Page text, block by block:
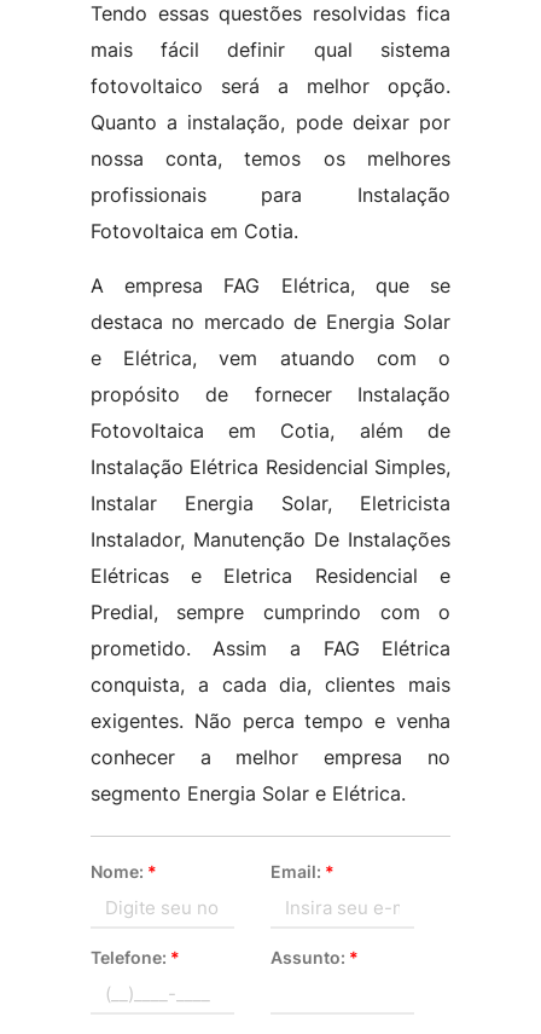
Tendo essas questões resolvidas fica
mais fácil definir qual sistema
fotovoltaico será a melhor opção.
Quanto a instalação, pode deixar por
nossa conta, temos os melhores
profissionais para Instalação
Fotovoltaica em Cotia.
A empresa FAG Elétrica, que se
destaca no mercado de Energia Solar
e Elétrica, vem atuando com o
propósito de fornecer Instalação
Fotovoltaica em Cotia, além de
Instalação Elétrica Residencial Simples,
Instalar Energia Solar, Eletricista
Instalador, Manutenção De Instalações
Elétricas e Eletrica Residencial e
Predial, sempre cumprindo com o
prometido. Assim a FAG Elétrica
conquista, a cada dia, clientes mais
exigentes. Não perca tempo e venha
conhecer a melhor empresa no
segmento Energia Solar e Elétrica.
Nome: * Email: *
Telefone: * Assunto: *